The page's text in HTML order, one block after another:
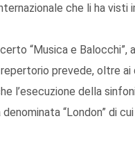
che li ha
“Musica e Balocchi”,
prevede, oltre
l’esecuzione della
“London” di